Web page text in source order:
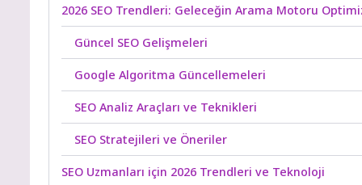
2026 SEO Trendleri: Geleceğin Arama Motoru
Güncel SEO Gelişmeleri
Google Algoritma Güncellemeleri
SEO Analiz Araçları ve Teknikleri
SEO Stratejileri ve Öneriler
SEO Uzmanları için 2026 Trendleri ve Teknoloji